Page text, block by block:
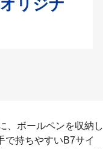
リジナ
、ボールペンを収納し
で持ちやすいB7サイ